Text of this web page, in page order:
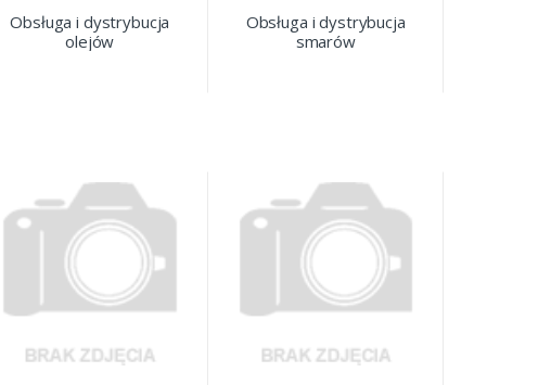
Obsługa i dystrybucja
olejów
Obsługa i dystrybucja
smarów